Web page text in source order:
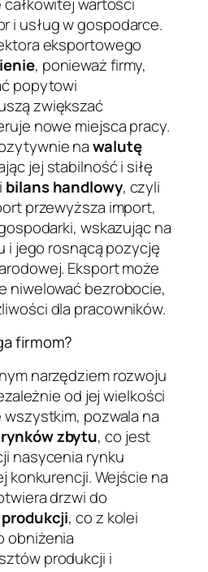
i usług w gospodarce.
eksportowego
, ponieważ firmy,
popytowi
zwiększać
nowe miejsca pracy.
nawalutę
jej stabilność i siłę
bilans handlowy, czyli
przewyższa import,
wskazując na
i jego rosnącą pozycję
Eksport może
niwelować bezrobocie,
dla pracowników.
firmom?
narzędziem rozwoju
od jej wielkości
pozwala na
zbytu, co jest
nasycenia rynku
konkurencji. Wejście na
drzwi do
, co z kolei
obniżenia
produkcji i